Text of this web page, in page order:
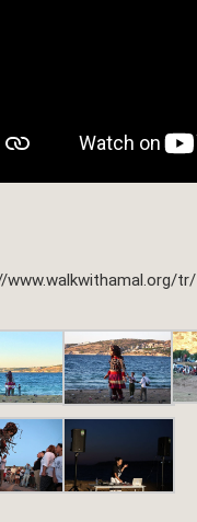
www.walkwithamal.org/tr/